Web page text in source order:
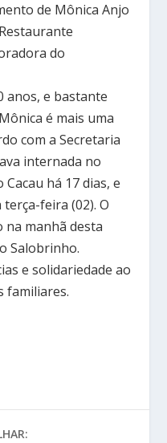
de Mônica Anjo
do
anos, e bastante
é mais uma
com a Secretaria
internada no
há 17 dias, e
feira (02). O
manhã desta
Salobrinho.
e solidariedade ao
familiares.